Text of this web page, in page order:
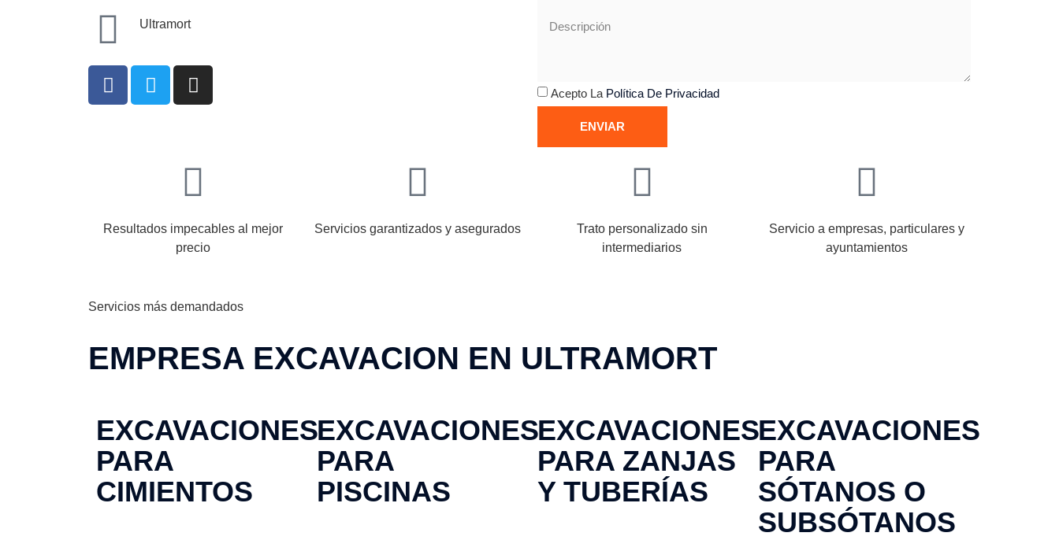
Ultramort
Acepto La Política De Privacidad
ENVIAR
Resultados impecables al mejor
precio
Servicios garantizados y asegurados
Trato personalizado sin
intermediarios
Servicio a empresas, particulares y
ayuntamientos
Servicios más demandados
EMPRESA EXCAVACION EN ULTRAMORT
EXCAVACIONES
PARA
CIMIENTOS
EXCAVACIONES
PARA
PISCINAS
EXCAVACIONES
PARA ZANJAS
Y TUBERÍAS
EXCAVACIONES
PARA
SÓTANOS O
SUBSÓTANOS